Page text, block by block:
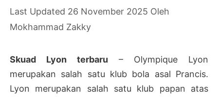
26 November 2025 Oleh
Mokhammad Zakky
Skuad Lyon terbaru – Olympique Lyon
merupakan salah satu klub bola asal Prancis.
Lyon merupakan salah satu klub papan atas